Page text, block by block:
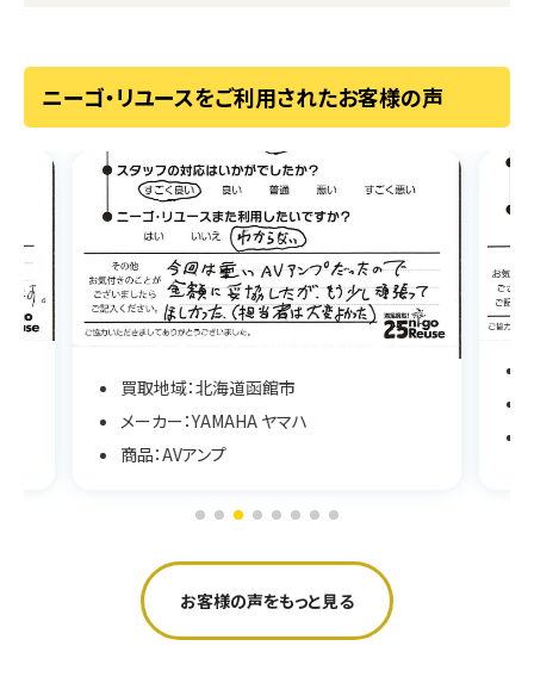
ニーゴ・リユースをご利用されたお客様の声
買取地域：北海道函館市
メーカー：YAMAHA ヤマハ
商品：AVアンプ
お客様の声をもっと見る